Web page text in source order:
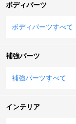
ボディパーツ
ボディパーツすべて
補強パーツ
補強パーツすべて
インテリア